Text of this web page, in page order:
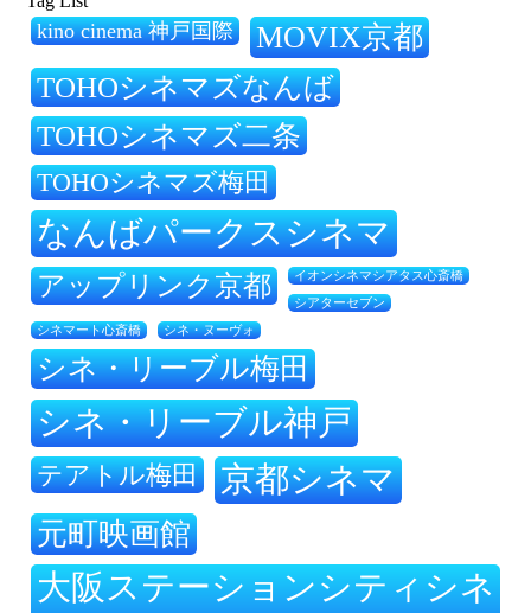
kino cinema 神戸国際 MOVIX京都
TOHOシネマズなんば
TOHOシネマズ二条
TOHOシネマズ梅田
なんばパークスシネマ
アップリンク京都 イオンシネマシアタス心斎橋
シアターセブン
シネマート心斎橋 シネ・ヌーヴォ
シネ・リーブル梅田
シネ・リーブル神戸
テアトル梅田 京都シネマ
元町映画館
大阪ステーションシティシネ